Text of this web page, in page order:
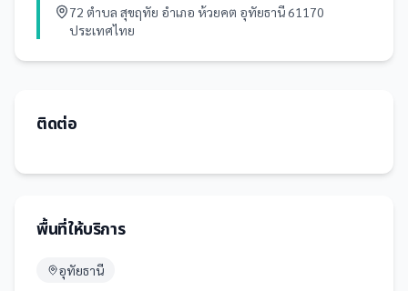
72 ตำบล สุขฤทัย อำเภอ ห้วยคต อุทัยธานี 61170
ประเทศไทย
ติดต่อ
พื้นที่ให้บริการ
อุทัยธานี